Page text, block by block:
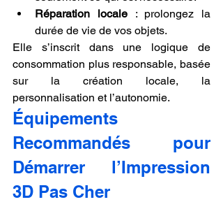
Réparation locale : prolongez la
durée de vie de vos objets.
Elle s’inscrit dans une logique de
consommation plus responsable, basée
sur la création locale, la
personnalisation et l’autonomie.
Équipements
Recommandés pour
Démarrer l’Impression
3D Pas Cher